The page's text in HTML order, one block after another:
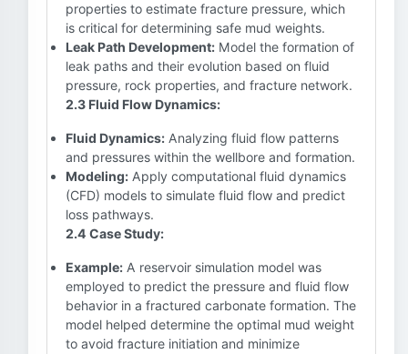
properties to estimate fracture pressure, which
is critical for determining safe mud weights.
Leak Path Development: Model the formation of
leak paths and their evolution based on fluid
pressure, rock properties, and fracture network.
2.3 Fluid Flow Dynamics:
Fluid Dynamics: Analyzing fluid flow patterns
and pressures within the wellbore and formation.
Modeling: Apply computational fluid dynamics
(CFD) models to simulate fluid flow and predict
loss pathways.
2.4 Case Study:
Example: A reservoir simulation model was
employed to predict the pressure and fluid flow
behavior in a fractured carbonate formation. The
model helped determine the optimal mud weight
to avoid fracture initiation and minimize